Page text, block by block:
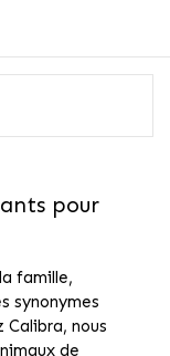
pour
famille,
synonymes
Calibra, nous
de